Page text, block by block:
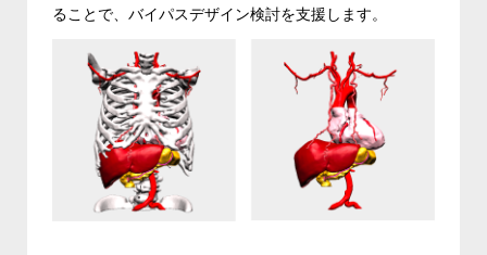
ることで、バイパスデザイン検討を支援します。